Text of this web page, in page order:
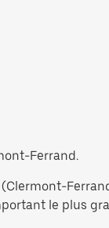
Ferrand.
le plus